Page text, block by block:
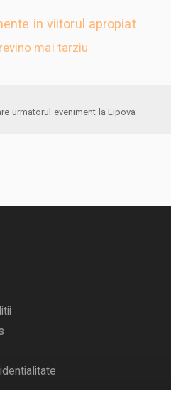
in viitorul apropiat
revino mai tarziu
anunta-ma pe email cand apare urmatorul eveniment la Lipova